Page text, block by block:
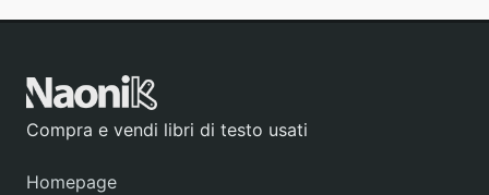
Compra e vendi libri di testo usati
Homepage